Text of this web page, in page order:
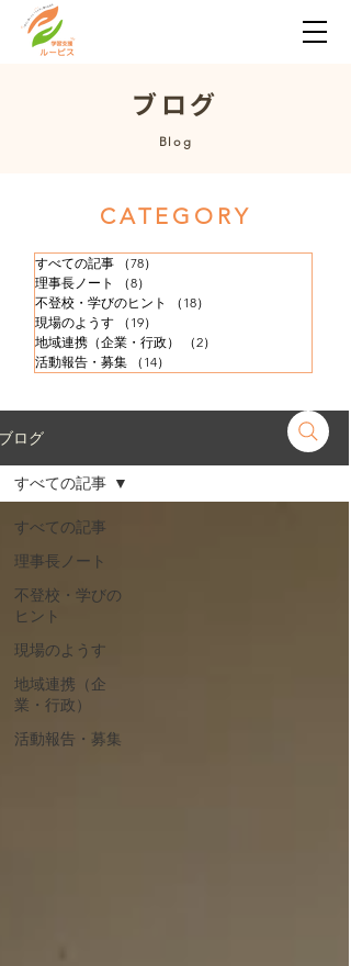
​ブログ
​Blog
​CATEGORY
すべての記事 （78）
理事長ノート
（8）
不登校・学びのヒント
（18）
現場のようす
（19）
地域連携（企業・行政）
（2）
活動報告・募集
（14）
ログ
すべての記事
理事長ノート
不登校・学びの
ヒント
現場のようす
地域連携（企
業・行政）
活動報告・募集
すべての記事